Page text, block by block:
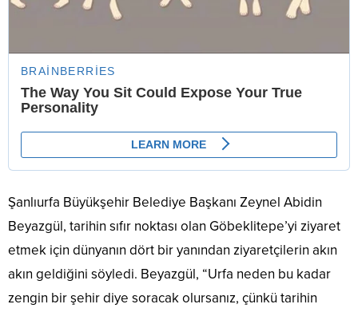
Şanlıurfa Büyükşehir Belediye Başkanı Zeynel Abidin
Beyazgül, tarihin sıfır noktası olan Göbeklitepe’yi ziyaret
etmek için dünyanın dört bir yanından ziyaretçilerin akın
akın geldiğini söyledi. Beyazgül, “Urfa neden bu kadar
zengin bir şehir diye soracak olursanız, çünkü tarihin